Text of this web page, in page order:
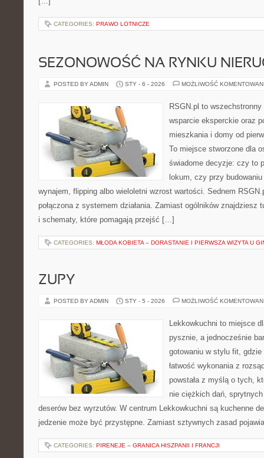
CATEGORIES: PRAWO LOTNICZE
SEZONOWOŚĆ NA RYNKU
POSTED BY ADMIN STY - 6 - 2026 MOŻLIWOŚĆ
RSGN.pl to
wsparcie eksperckie oraz
mieszkania i domy od
To miejsce stworzone dla
świadome decyzje: czy to
lokum, czy przy
wynajem, flipping albo wieloletni wzrost wartości. Sednem
połączona z systemem działania. Zamiast ogólników znajdziesz
i schematy, które pomagają przejść […]
CATEGORIES: MŁODA KOBIETA – DORASTANIE I PIERWSZA WIZYTA U
ZUPY
POSTED BY ADMIN STY - 5 - 2026 MOŻLIWOŚĆ
Lekkowkuchni to miejsce
pysznie, a jednocześnie
gotowaniu w stylu fit, gdzie
łatwość wykonania z
powstała z myślą o tych,
nie ciężkich dań,
deserów bez wyrzutów. W centrum Lekkowkuchni są kuchenne
jedzenie może być przystępne. Zamiast sztywnych zasad
CATEGORIES: PIRENEJE – GRANICA HISZPANII I FRANCJI